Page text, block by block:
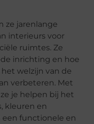
ze jarenlange
interieurs voor
ruimtes. Ze
inrichting en hoe
welzijn van de
verbeteren. Met
je helpen bij het
kleuren en
een functionele en